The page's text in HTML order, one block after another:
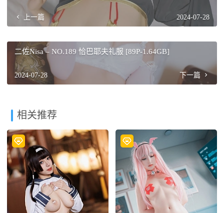
上一篇 2024-07-28
二佐Nisa – NO.189 恰巴耶夫礼服 [89P-1.64GB]
2024-07-28 下一篇
相关推荐